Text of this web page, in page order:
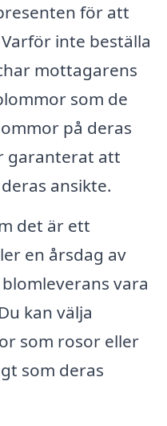
för att
inte beställa
mottagarens
som de
på deras
garanterat att
ansikte.
det är ett
en årsdag av
vara
kan välja
som rosor eller
som deras